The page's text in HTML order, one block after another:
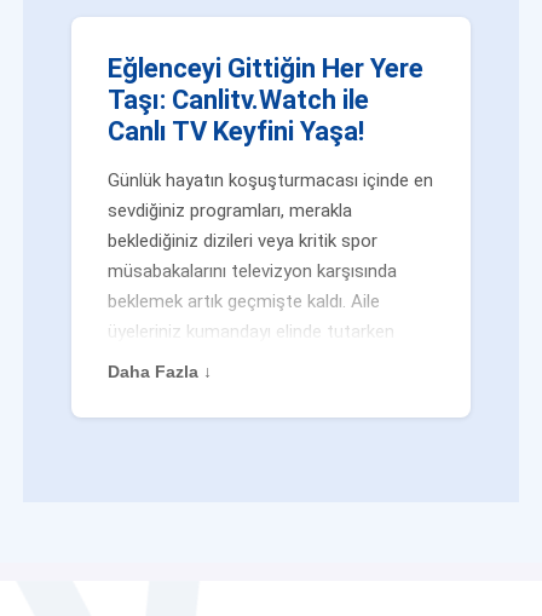
Eğlenceyi Gittiğin Her Yere
Taşı: Canlitv.Watch ile
Canlı TV Keyfini Yaşa!
Günlük hayatın koşuşturmacası içinde en
sevdiğiniz programları, merakla
beklediğiniz dizileri veya kritik spor
müsabakalarını televizyon karşısında
beklemek artık geçmişte kaldı. Aile
üyeleriniz kumandayı elinde tutarken
veya siz evden uzaktayken bile
değilsiniz. Geleneksel yayıncılığın
Daha Fazla ↓